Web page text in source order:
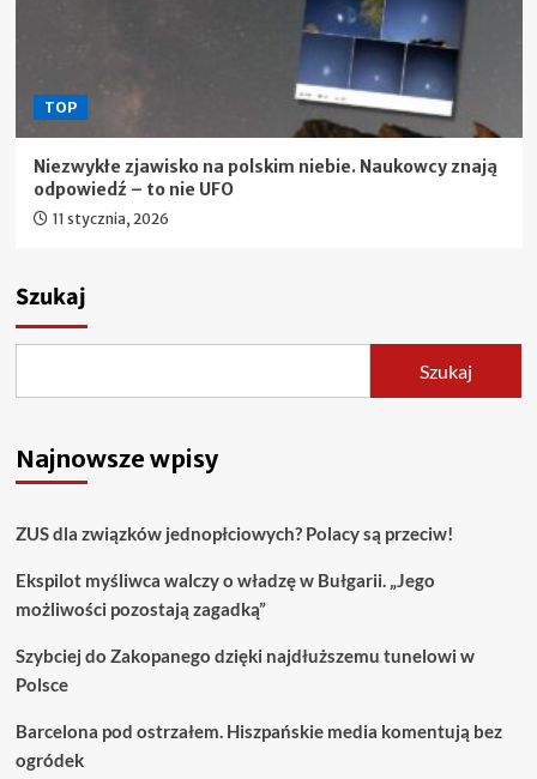
TOP
Niezwykłe zjawisko na polskim niebie. Naukowcy znają
odpowiedź – to nie UFO
11 stycznia, 2026
Szukaj
Szukaj
Najnowsze wpisy
ZUS dla związków jednopłciowych? Polacy są przeciw!
Ekspilot myśliwca walczy o władzę w Bułgarii. „Jego
możliwości pozostają zagadką”
Szybciej do Zakopanego dzięki najdłuższemu tunelowi w
Polsce
Barcelona pod ostrzałem. Hiszpańskie media komentują bez
ogródek